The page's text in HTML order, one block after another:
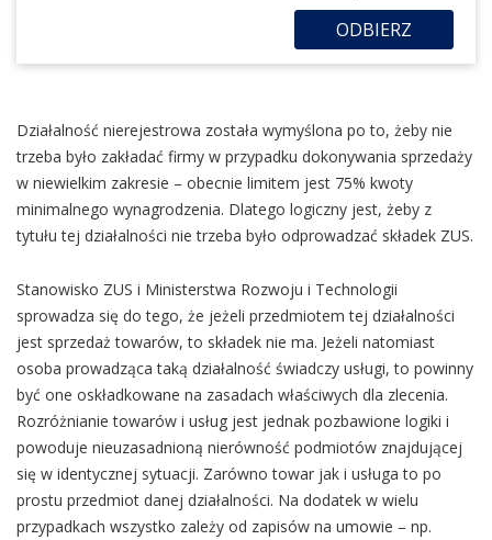
ODBIERZ
Działalność nierejestrowa została wymyślona po to, żeby nie
trzeba było zakładać firmy w przypadku dokonywania sprzedaży
w niewielkim zakresie – obecnie limitem jest 75% kwoty
minimalnego wynagrodzenia. Dlatego logiczny jest, żeby z
tytułu tej działalności nie trzeba było odprowadzać składek ZUS.
Stanowisko ZUS i Ministerstwa Rozwoju i Technologii
sprowadza się do tego, że jeżeli przedmiotem tej działalności
jest sprzedaż towarów, to składek nie ma. Jeżeli natomiast
osoba prowadząca taką działalność świadczy usługi, to powinny
być one oskładkowane na zasadach właściwych dla zlecenia.
Rozróżnianie towarów i usług jest jednak pozbawione logiki i
powoduje nieuzasadnioną nierówność podmiotów znajdującej
się w identycznej sytuacji. Zarówno towar jak i usługa to po
prostu przedmiot danej działalności. Na dodatek w wielu
przypadkach wszystko zależy od zapisów na umowie – np.